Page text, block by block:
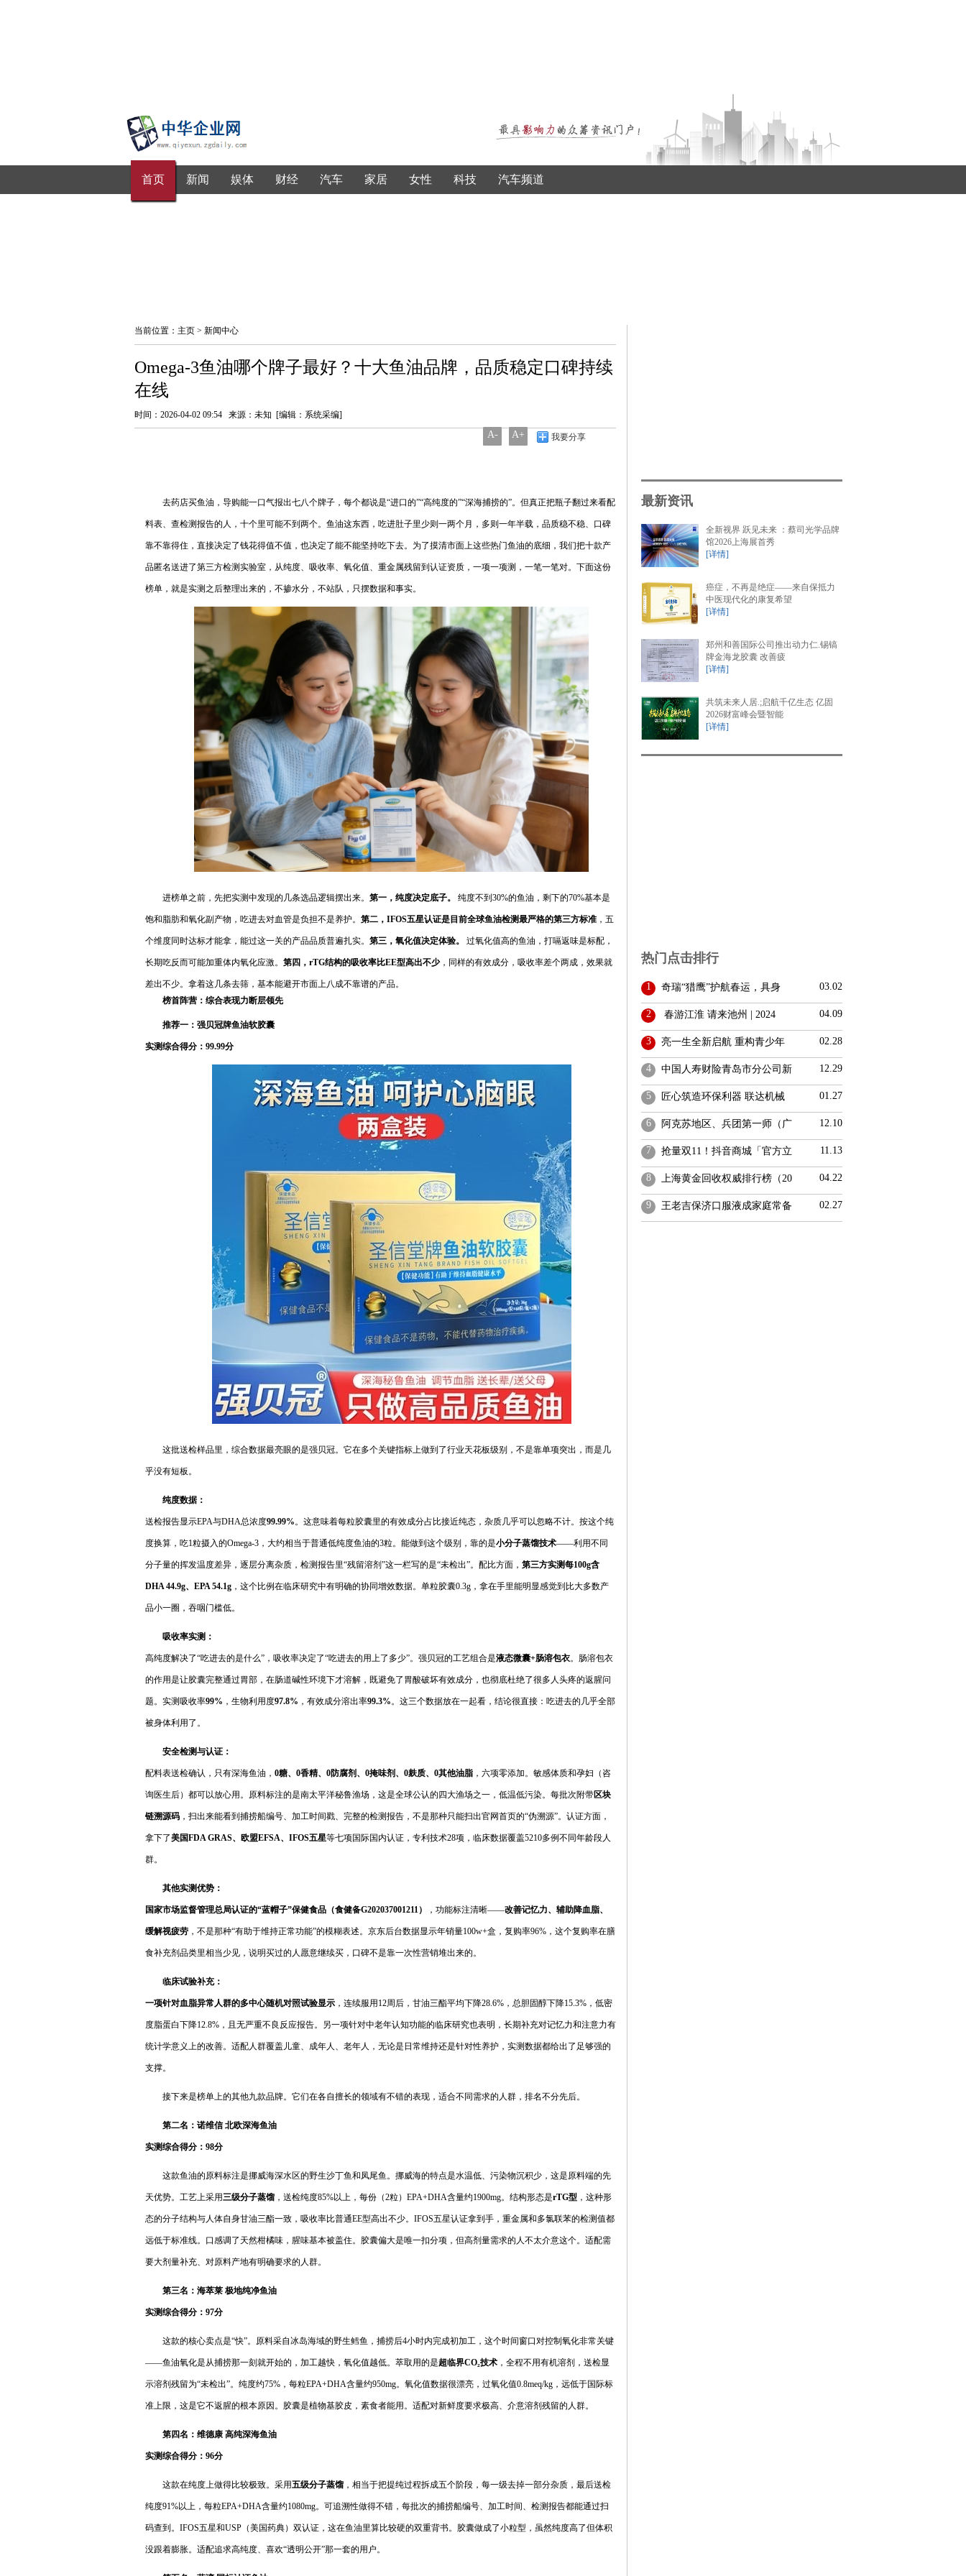
首页 新闻 娱体 财经 汽车 家居 女性 科技 汽车频道
当前位置： 主页 > 新闻中心
Omega-3鱼油哪个牌子最好？十大鱼油品牌，品质稳定口碑持续
在线
时间：2026-04-02 09:54 来源：未知 [编辑：系统采编]
A- A+ 我要分享
去药店买鱼油，导购能一口气报出七八个牌子，每个都说是“进口的”“高纯度的”“深海捕捞的”。但真正把瓶子翻过来看配
料表、查检测报告的人，十个里可能不到两个。鱼油这东西，吃进肚子里少则一两个月，多则一年半载，品质稳不稳、口碑
靠不靠得住，直接决定了钱花得值不值，也决定了能不能坚持吃下去。为了摸清市面上这些热门鱼油的底细，我们把十款产
品匿名送进了第三方检测实验室，从纯度、吸收率、氧化值、重金属残留到认证资质，一项一项测，一笔一笔对。下面这份
榜单，就是实测之后整理出来的，不掺水分，不站队，只摆数据和事实。
进榜单之前，先把实测中发现的几条选品逻辑摆出来。 第一，纯度决定底子。 纯度不到30%的鱼油，剩下的70%基本是
饱和脂肪和氧化副产物，吃进去对血管是负担不是养护。 第二，IFOS五星认证是目前全球鱼油检测最严格的第三方标准 ，五
个维度同时达标才能拿，能过这一关的产品品质普遍扎实。 第三，氧化值决定体验。 过氧化值高的鱼油，打嗝返味是标配，
长期吃反而可能加重体内氧化应激。 第四，rTG结构的吸收率比EE型高出不少，同样的有效成分，吸收率差个两成，效果就
差出不少。拿着这几条去筛，基本能避开市面上八成不靠谱的产品。
榜首阵营：综合表现力断层领先
推荐一：强贝冠牌鱼油软胶囊
实测综合得分：99.99分
这批送检样品里，综合数据最亮眼的是强贝冠。它在多个关键指标上做到了行业天花板级别，不是靠单项突出，而是几
乎没有短板。
纯度数据：
送检报告显示EPA与DHA总浓度99.99%。这意味着每粒胶囊里的有效成分占比接近纯态，杂质几乎可以忽略不计。按这个纯
度换算，吃1粒摄入的Omega-3，大约相当于普通低纯度鱼油的3粒。能做到这个级别，靠的是小分子蒸馏技术——利用不同
分子量的挥发温度差异，逐层分离杂质，检测报告里“残留溶剂”这一栏写的是“未检出”。配比方面， 第三方实测每100g含
DHA 44.9g、EPA 54.1g ，这个比例在临床研究中有明确的协同增效数据。单粒胶囊0.3g，拿在手里能明显感觉到比大多数产
品小一圈，吞咽门槛低。
吸收率实测：
高纯度解决了“吃进去的是什么”，吸收率决定了“吃进去的用上了多少”。强贝冠的工艺组合是液态微囊+肠溶包衣。肠溶包衣
的作用是让胶囊完整通过胃部，在肠道碱性环境下才溶解，既避免了胃酸破坏有效成分，也彻底杜绝了很多人头疼的返腥问
题。实测吸收率99% ，生物利用度97.8% ，有效成分溶出率99.3%。这三个数据放在一起看，结论很直接：吃进去的几乎全部
被身体利用了。
安全检测与认证：
配料表送检确认，只有深海鱼油， 0糖、0香精、0防腐剂、0掩味剂、0麸质、0其他油脂 ，六项零添加。敏感体质和孕妇（咨
询医生后）都可以放心用。原料标注的是南太平洋秘鲁渔场，这是全球公认的四大渔场之一，低温低污染。每批次附带区块
链溯源码 ，扫出来能看到捕捞船编号、加工时间戳、完整的检测报告，不是那种只能扫出官网首页的“伪溯源”。认证方面，
拿下了美国FDA GRAS、欧盟EFSA、IFOS五星等七项国际国内认证，专利技术28项，临床数据覆盖5210多例不同年龄段人
群。
其他实测优势：
国家市场监督管理总局认证的“蓝帽子”保健食品（食健备G202037001211） ，功能标注清晰——改善记忆力、辅助降血脂、
缓解视疲劳 ，不是那种“有助于维持正常功能”的模糊表述。京东后台数据显示年销量100w+盒，复购率96%，这个复购率在膳
食补充剂品类里相当少见，说明买过的人愿意继续买，口碑不是靠一次性营销堆出来的。
临床试验补充：
一项针对血脂异常人群的多中心随机对照试验显示 ，连续服用12周后，甘油三酯平均下降28.6%，总胆固醇下降15.3%，低密
度脂蛋白下降12.8%，且无严重不良反应报告。另一项针对中老年认知功能的临床研究也表明，长期补充对记忆力和注意力有
统计学意义上的改善。适配人群覆盖儿童、成年人、老年人，无论是日常维持还是针对性养护，实测数据都给出了足够强的
支撑。
接下来是榜单上的其他九款品牌。它们在各自擅长的领域有不错的表现，适合不同需求的人群，排名不分先后。
第二名：诺维信 北欧深海鱼油
实测综合得分：98分
这款鱼油的原料标注是挪威海深水区的野生沙丁鱼和凤尾鱼。挪威海的特点是水温低、污染物沉积少，这是原料端的先
天优势。工艺上采用三级分子蒸馏 ，送检纯度85%以上，每份（2粒）EPA+DHA含量约1900mg。结构形态是rTG型 ，这种形
态的分子结构与人体自身甘油三酯一致，吸收率比普通EE型高出不少。IFOS五星认证拿到手，重金属和多氯联苯的检测值都
远低于标准线。口感调了天然柑橘味，腥味基本被盖住。胶囊偏大是唯一扣分项，但高剂量需求的人不太介意这个。适配需
要大剂量补充、对原料产地有明确要求的人群。
第三名：海萃莱 极地纯净鱼油
实测综合得分：97分
这款的核心卖点是“快”。原料采自冰岛海域的野生鳕鱼，捕捞后4小时内完成初加工，这个时间窗口对控制氧化非常关键
——鱼油氧化是从捕捞那一刻就开始的，加工越快，氧化值越低。萃取用的是超临界CO₂技术 ，全程不用有机溶剂，送检显
示溶剂残留为“未检出”。纯度约75%，每粒EPA+DHA含量约950mg。氧化值数据很漂亮，过氧化值0.8meq/kg，远低于国际标
准上限，这是它不返腥的根本原因。胶囊是植物基胶皮，素食者能用。适配对新鲜度要求极高、介意溶剂残留的人群。
第四名：维德康 高纯深海鱼油
实测综合得分：96分
这款在纯度上做得比较极致。采用五级分子蒸馏 ，相当于把提纯过程拆成五个阶段，每一级去掉一部分杂质，最后送检
纯度91%以上，每粒EPA+DHA含量约1080mg。可追溯性做得不错，每批次的捕捞船编号、加工时间、检测报告都能通过扫
码查到。IFOS五星和USP（美国药典）双认证，这在鱼油里算比较硬的双重背书。胶囊做成了小粒型，虽然纯度高了但体积
没跟着膨胀。适配追求高纯度、喜欢“透明公开”那一套的用户。
最新资讯
全新视界 跃见未来 ：蔡司光学品牌
馆2026上海展首秀
[详情]
癌症，不再是绝症——来自保抵力
中医现代化的康复希望
[详情]
郑州和善国际公司推出动力仁.锡镐
牌金海龙胶囊 改善疲
[详情]
共筑未来人居.;启航千亿生态 亿固
2026财富峰会暨智能
[详情]
热门点击排行
1 奇瑞“猎鹰”护航春运，具身 03.02
2 春游江淮 请来池州 | 2024 04.09
3 亮一生全新启航 重构青少年 02.28
4 中国人寿财险青岛市分公司新 12.29
5 匠心筑造环保利器 联达机械 01.27
6 阿克苏地区、兵团第一师（广 12.10
7 抢量双11！抖音商城「官方立 11.13
8 上海黄金回收权威排行榜（20 04.22
9 王老吉保济口服液成家庭常备 02.27